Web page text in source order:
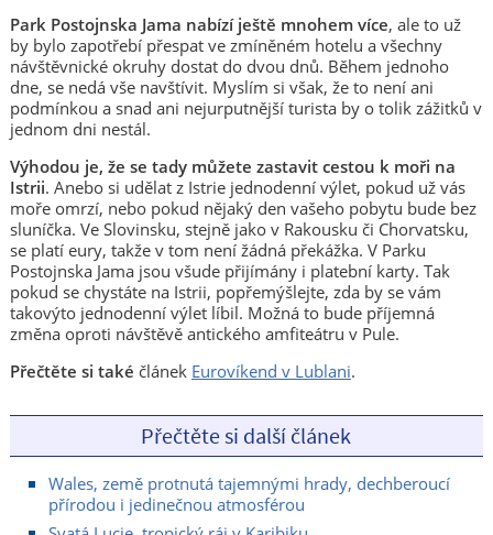
Park Postojnska Jama nabízí ještě mnohem více, ale to už
by bylo zapotřebí přespat ve zmíněném hotelu a všechny
návštěvnické okruhy dostat do dvou dnů. Během jednoho
dne, se nedá vše navštívit. Myslím si však, že to není ani
podmínkou a snad ani nejurputnější turista by o tolik zážitků v
jednom dni nestál.
Výhodou je, že se tady můžete zastavit cestou k moři na
Istrii. Anebo si udělat z Istrie jednodenní výlet, pokud už vás
moře omrzí, nebo pokud nějaký den vašeho pobytu bude bez
sluníčka. Ve Slovinsku, stejně jako v Rakousku či Chorvatsku,
se platí eury, takže v tom není žádná překážka. V Parku
Postojnska Jama jsou všude přijímány i platební karty. Tak
pokud se chystáte na Istrii, popřemýšlejte, zda by se vám
takovýto jednodenní výlet líbil. Možná to bude příjemná
změna oproti návštěvě antického amfiteátru v Pule.
Přečtěte si také článek Eurovíkend v Lublani.
Přečtěte si další článek
Wales, země protnutá tajemnými hrady, dechberoucí
přírodou i jedinečnou atmosférou